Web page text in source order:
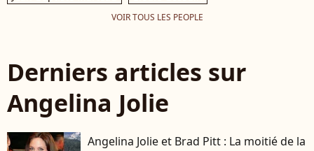
VOIR TOUS LES PEOPLE
Derniers articles sur
Angelina Jolie
Angelina Jolie et Brad Pitt : La moitié de la